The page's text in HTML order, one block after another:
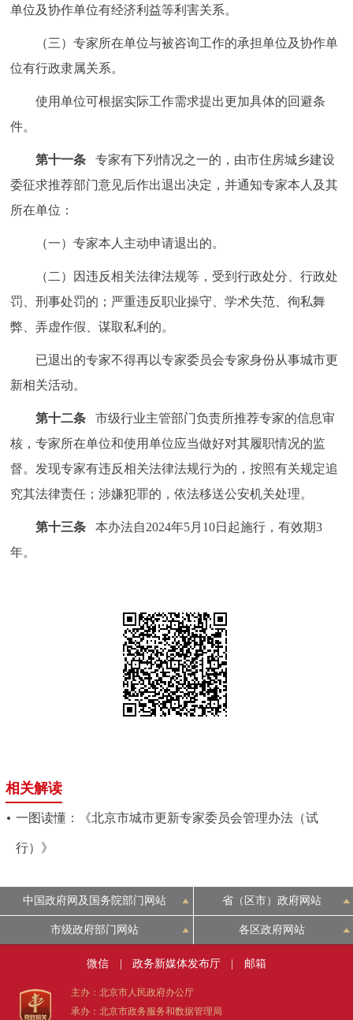
单位及协作单位有经济利益等利害关系。
（三）专家所在单位与被咨询工作的承担单位及协作单
位有行政隶属关系。
使用单位可根据实际工作需求提出更加具体的回避条
件。
第十一条专家有下列情况之一的，由市住房城乡建设
委征求推荐部门意见后作出退出决定，并通知专家本人及其
所在单位：
（一）专家本人主动申请退出的。
（二）因违反相关法律法规等，受到行政处分、行政处
罚、刑事处罚的；严重违反职业操守、学术失范、徇私舞
弊、弄虚作假、谋取私利的。
已退出的专家不得再以专家委员会专家身份从事城市更
新相关活动。
第十二条
市级行业主管部门负责所推荐专家的信息审
核，专家所在单位和使用单位应当做好对其履职情况的监
督。发现专家有违反相关法律法规行为的，按照有关规定追
究其法律责任；涉嫌犯罪的，依法移送公安机关处理。
第十三条
本办法自2024年5月10日起施行，有效期3
年。
相关解读
一图读懂：《北京市城市更新专家委员会管理办法（试
行）》
中国政府网及国务院部门网站 省（区市）政府网站
市级政府部门网站 各区政府网站
微信 政务新媒体发布厅 邮箱
主办：北京市人民政府办公厅
承办：北京市政务服务和数据管理局